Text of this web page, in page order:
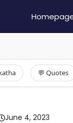
💬 Quotes
June 4, 2023